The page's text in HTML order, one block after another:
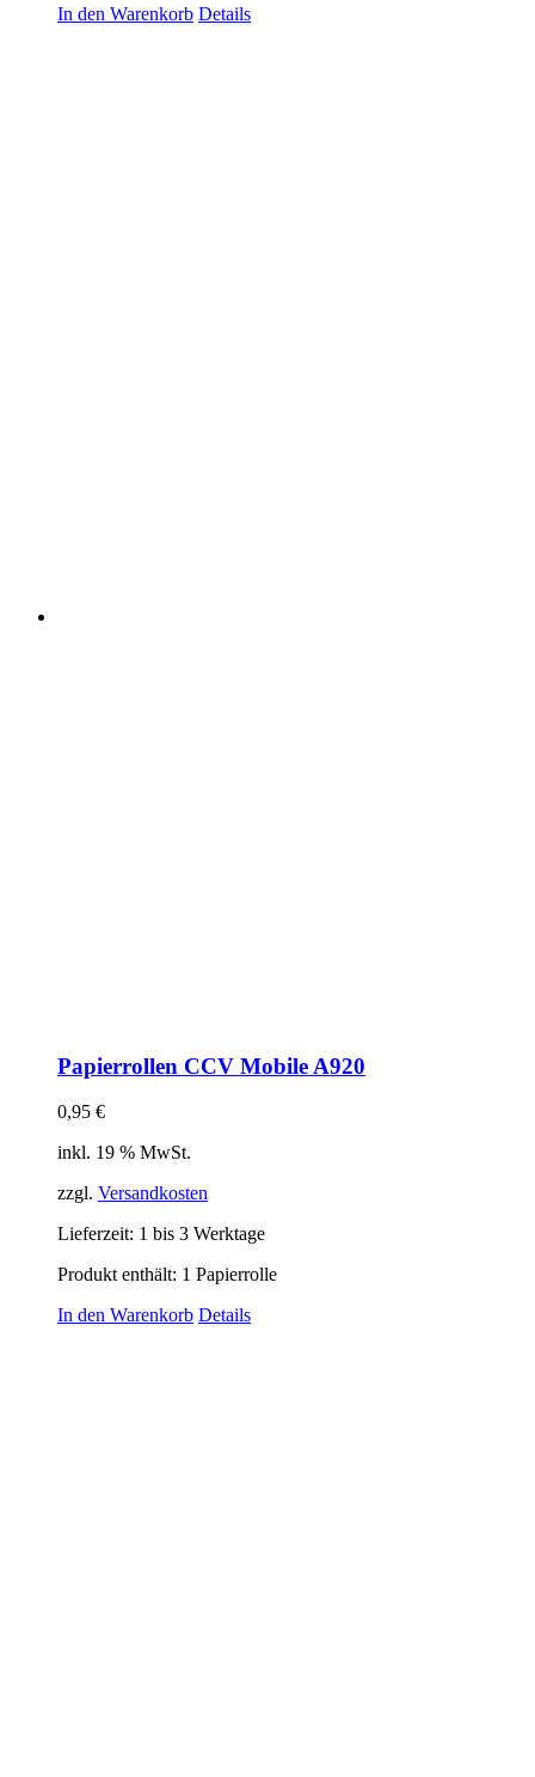
In den Warenkorb Details
Papierrollen CCV Mobile A920
0,95 €
inkl. 19 % MwSt.
zzgl. Versandkosten
Lieferzeit: 1 bis 3 Werktage
Produkt enthält: 1 Papierrolle
In den Warenkorb Details